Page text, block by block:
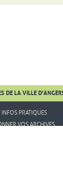
DE LA VILLE
INFOS PRATIQUES
VOS ARCHIVES